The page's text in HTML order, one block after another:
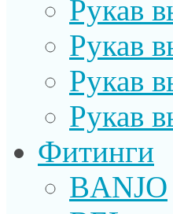
Рукав
Рукав
Рукав
Рукав
Фитинги
BANJO